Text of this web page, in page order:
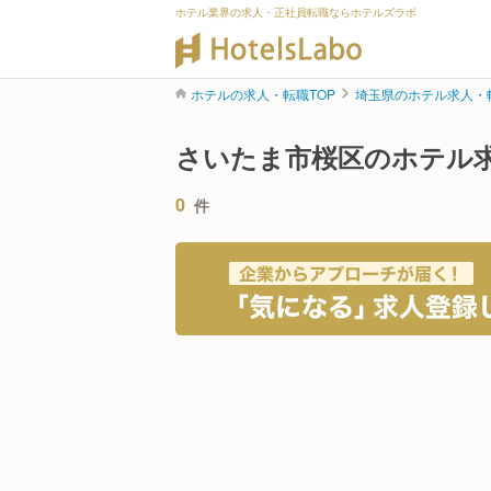
ホテル業界の求人・正社員転職ならホテルズラボ
ホテルの求人・転職TOP 埼玉県のホテル求人・
さいたま市桜区のホテル
0 件